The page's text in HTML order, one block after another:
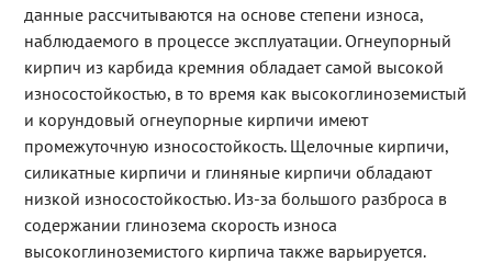
данные рассчитываются на основе степени износа,
наблюдаемого в процессе эксплуатации. Огнеупорный
кирпич из карбида кремния обладает самой высокой
износостойкостью, в то время как высокоглиноземистый
и корундовый огнеупорные кирпичи имеют
промежуточную износостойкость. Щелочные кирпичи,
силикатные кирпичи и глиняные кирпичи обладают
низкой износостойкостью. Из-за большого разброса в
содержании глинозема скорость износа
высокоглиноземистого кирпича также варьируется.